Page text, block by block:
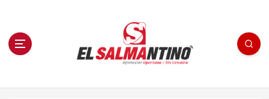
n El Salmantino - medios/noticias/editorial